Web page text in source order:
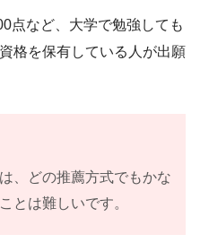
点など、大学で勉強しても
格を保有している人が出願
、どの推薦方式でもかな
とは難しいです。